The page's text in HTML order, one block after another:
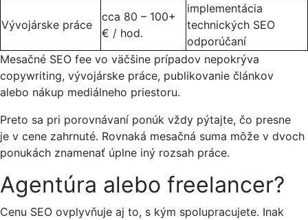
Vývojárske práce
cca 80 – 100+
€ / hod.
implementácia
technických SEO
odporúčaní
Mesačné SEO fee vo väčšine prípadov nepokrýva
copywriting, vývojárske práce, publikovanie článkov
alebo nákup mediálneho priestoru.
Preto sa pri porovnávaní ponúk vždy pýtajte, čo presne
je v cene zahrnuté. Rovnaká mesačná suma môže v dvoch
ponukách znamenať úplne iný rozsah práce.
Agentúra alebo freelancer?
Cenu SEO ovplyvňuje aj to, s kým spolupracujete. Inak